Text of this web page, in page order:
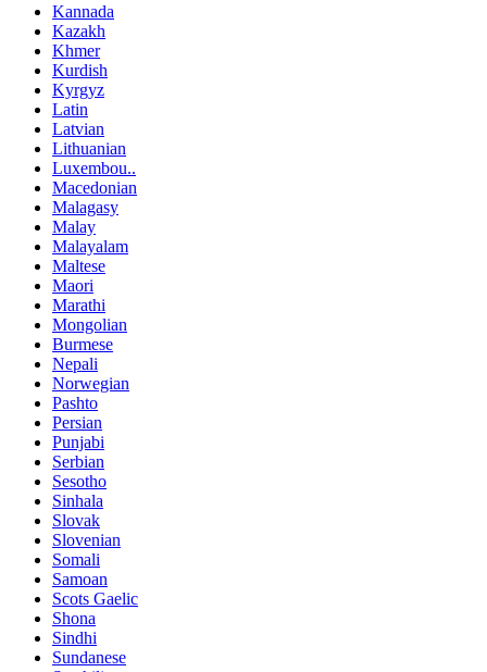
Kannada
Kazakh
Khmer
Kurdish
Kyrgyz
Latin
Latvian
Lithuanian
Luxembou..
Macedonian
Malagasy
Malay
Malayalam
Maltese
Maori
Marathi
Mongolian
Burmese
Nepali
Norwegian
Pashto
Persian
Punjabi
Serbian
Sesotho
Sinhala
Slovak
Slovenian
Somali
Samoan
Scots Gaelic
Shona
Sindhi
Sundanese